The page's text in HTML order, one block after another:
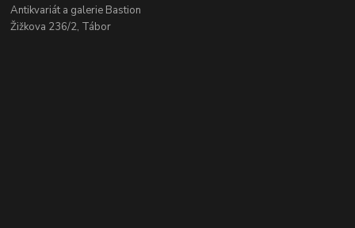
Antikvariát a galerie Bastion
Žižkova 236/2, Tábor